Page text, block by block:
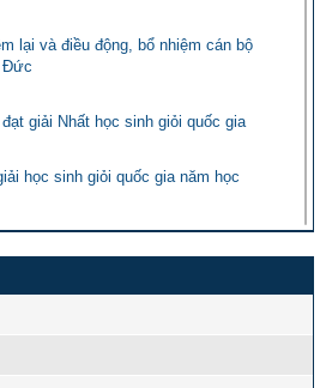
lại và điều động, bổ nhiệm cán bộ
Đức
giải Nhất học sinh giỏi quốc gia
học sinh giỏi quốc gia năm học
thuật, khởi nghiệp dành cho học
học